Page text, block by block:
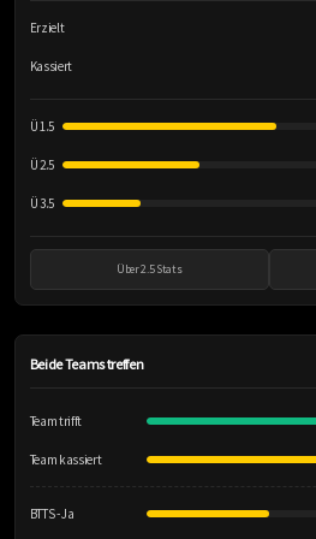
Erzielt
Kassiert
Ü 1.5
Ü 2.5
Ü 3.5
Über 2.5 Stats
Beide Teams treffen
Team trifft
Team kassiert
BTTS - Ja